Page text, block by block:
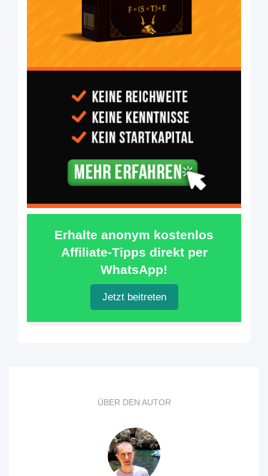
Erhalte anonym kostenlos
Affiliate-Tipps direkt per
WhatsApp!
Jetzt beitreten
ÜBER DEN AUTOR